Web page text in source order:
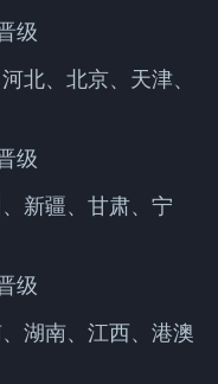
级
北、北京、天津、
级
新疆、甘肃、宁
级
湖南、江西、港澳